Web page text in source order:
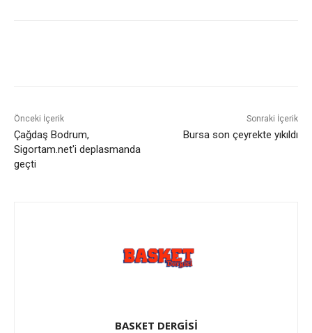
Önceki İçerik
Çağdaş Bodrum,
Sigortam.net'i deplasmanda
geçti
Sonraki İçerik
Bursa son çeyrekte yıkıldı
BASKET DERGİSİ